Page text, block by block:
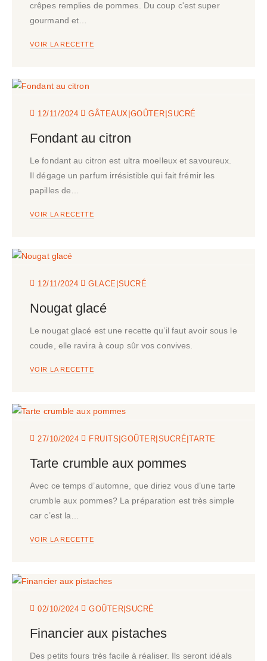
crêpes remplies de pommes. Du coup c'est super
gourmand et…
VOIR LA RECETTE
12/11/2024 GÂTEAUX |GOÛTER|SUCRÉ
Fondant au citron
Le fondant au citron est ultra moelleux et savoureux.
Il dégage un parfum irrésistible qui fait frémir les
papilles de…
VOIR LA RECETTE
12/11/2024 GLACE |SUCRÉ
Nougat glacé
Le nougat glacé est une recette qu’il faut avoir sous le
coude, elle ravira à coup sûr vos convives.
VOIR LA RECETTE
27/10/2024 FRUITS|GOÛTER|SUCRÉ|TARTE
Tarte crumble aux pommes
Avec ce temps d’automne, que diriez vous d’une tarte
crumble aux pommes? La préparation est très simple
car c’est la…
VOIR LA RECETTE
02/10/2024 GOÛTER|SUCRÉ
Financier aux pistaches
Des petits fours très facile à réaliser. Ils seront idéals